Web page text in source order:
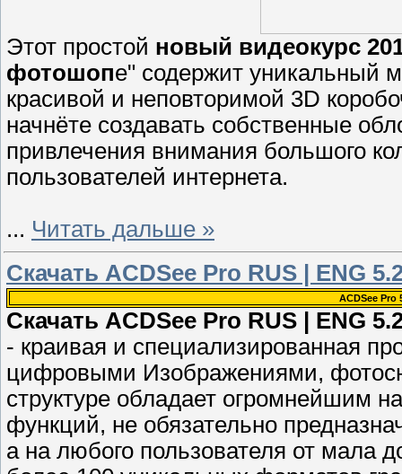
Этот простой новый видеокурс
фотошопе" содержит уникальный
красивой и неповторимой 3D
начнёте создавать собственные
привлечения внимания большого
пользователей интернета.
... Читать дальше »
Скачать ACDSee Pro RUS | ENG
ACDSee
Скачать ACDSee Pro RUS | ENG
- краивая и специализированная
цифровыми Изображениями,
структуре обладает огромнейшим
функций, не обязательно
а на любого пользователя от мала